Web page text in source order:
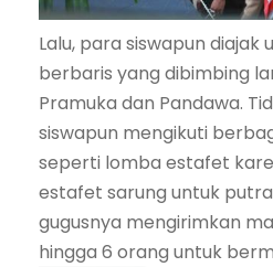
Lalu, para siswapun
berbaris yang dibimbing
Pramuka dan Pandawa.
siswapun mengikuti
seperti lomba estafet
estafet sarung untuk
gugusnya mengirimkan
hingga 6 orang untuk